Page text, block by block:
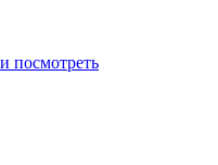
посмотреть